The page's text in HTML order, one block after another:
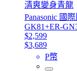
清爽變身青龍
Panasonic 國
GK81+ER-
$2,599
$3,689
P幣